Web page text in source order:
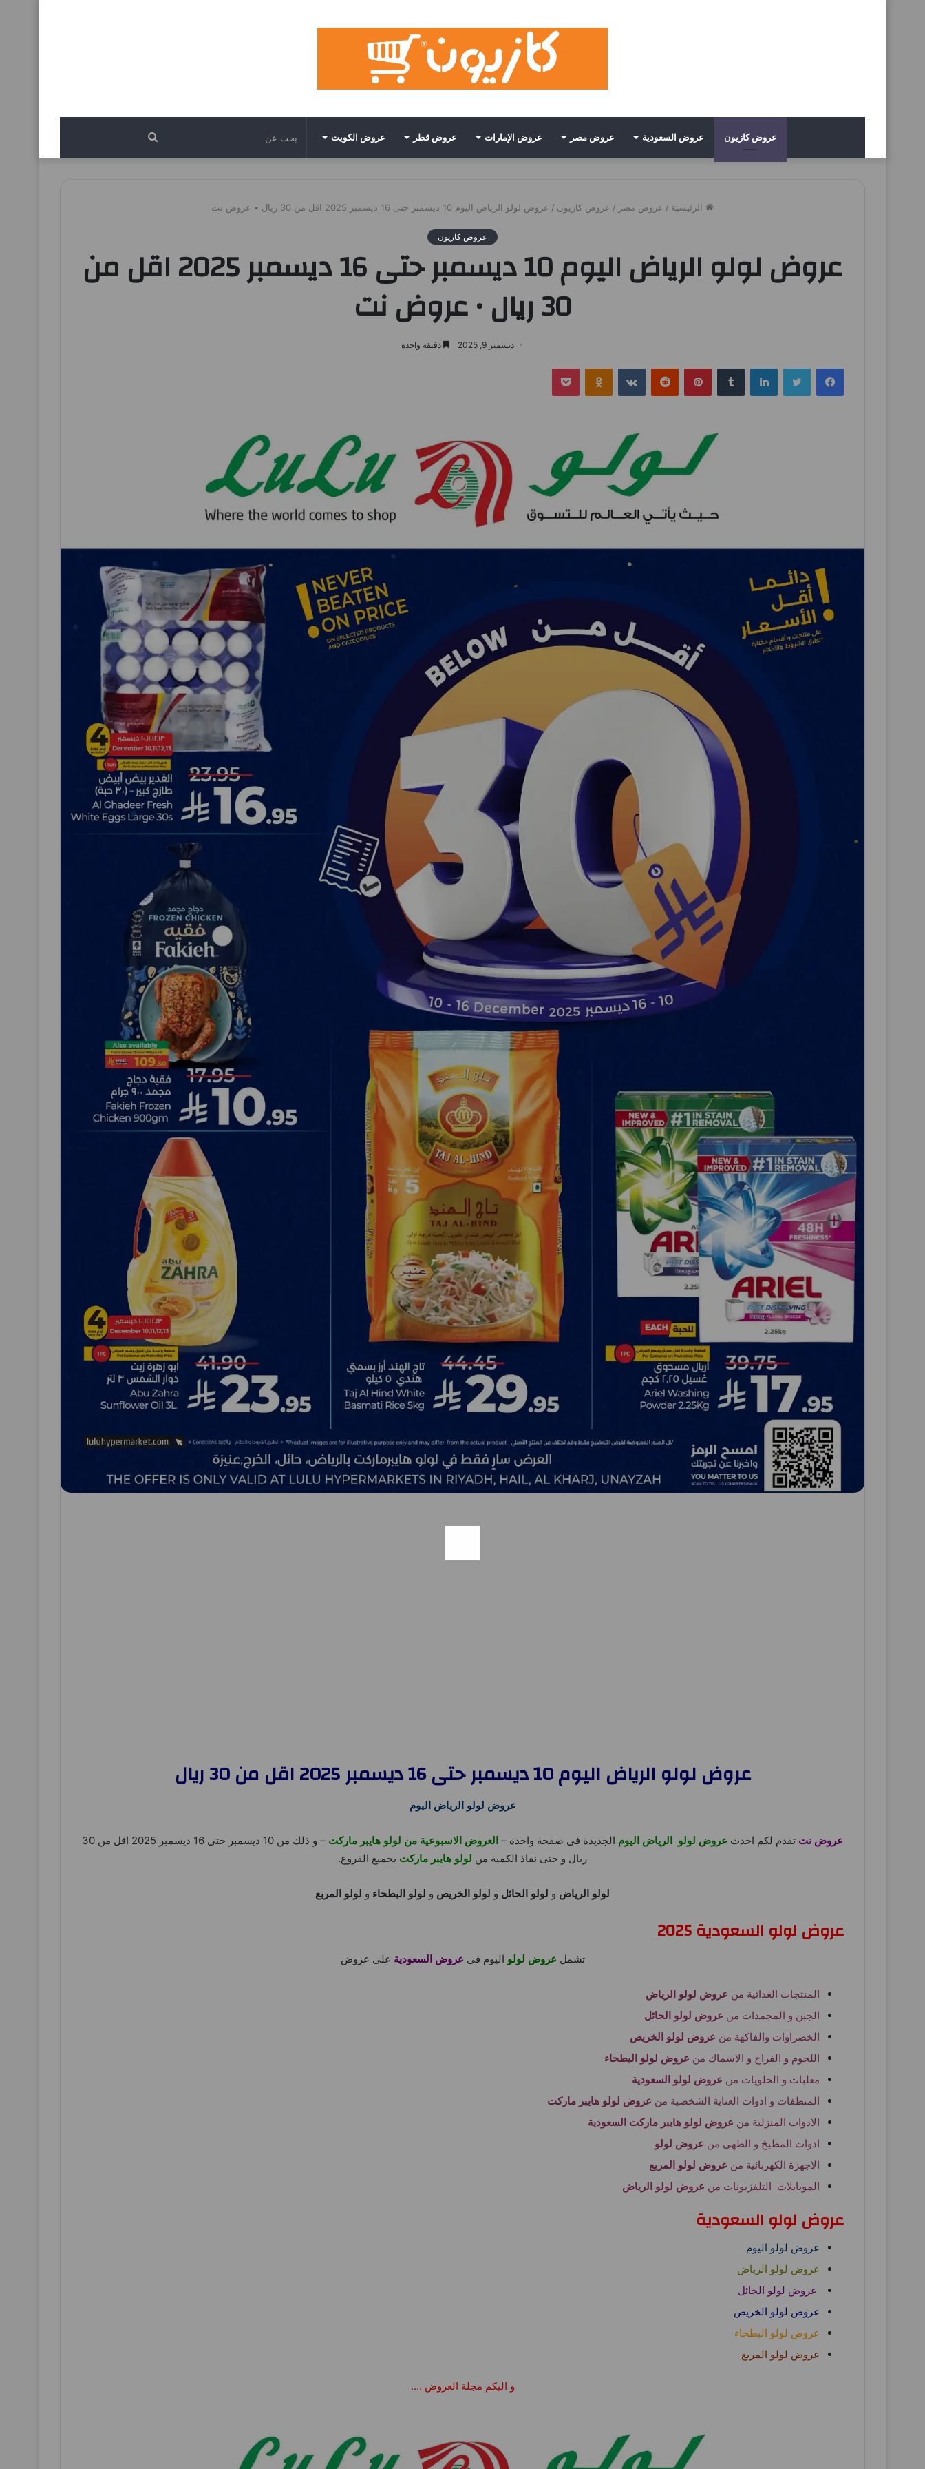
عروض كازيون عروض السعودية عروض مصر عروض الإمارات عروض قطر عروض الكويت بحث
الرئيسية / عروض مصر / عروض كازيون / عروض لولو الرياض اليوم 10 ديسمبر حتى 16 ديسمبر 2025 اقل من 30 ريال • عروض نت
عروض كازيون
عروض لولو الرياض اليوم 10 ديسمبر حتى 16 ديسمبر 2025 اقل من
30 ريال • عروض نت
ديسمبر 9, 2025 دقيقة واحدة
فيسبوك تويتر لينكدإن بينتيريست Odnoklassniki
بوكيت
عروض لولو الرياض اليوم 10 ديسمبر حتى 16 ديسمبر 2025 اقل من 30 ريال
عروض لولو الرياض اليوم
عروض نت تقدم لكم احدث عروض لولو الرياض اليوم الجديدة فى صفحة واحدة – العروض الاسبوعية من لولو هايبر ماركت
– و ذلك من 10 ديسمبر حتى 16 ديسمبر 2025 اقل من 30
ريال و حتى نفاذ الكمية من لولو هايبر ماركت بجميع الفروع.
لولو الرياض و لولو الحائل و لولو الخريص و لولو البطحاء و لولو المربع
عروض لولو السعودية 2025
تشمل عروض لولو اليوم فى عروض السعودية على عروض
المنتجات الغذائية من عروض لولو الرياض
الجبن و المجمدات من عروض لولو الحائل
الخضراوات والفاكهة من عروض لولو الخريص
اللحوم و الفراخ و الاسماك من عروض لولو البطحاء
معلبات و الحلويات من عروض لولو السعودية
المنظفات و ادوات العناية الشخصية من عروض لولو هايبر ماركت
الادوات المنزلية من عروض لولو هايبر ماركت السعودية
ادوات المطبخ و الطهى من عروض لولو
الاجهزة الكهربائية من عروض لولو المربع
الموبايلات التلفزيونات من عروض لولو الرياض
عروض لولو السعودية
عروض لولو اليوم
عروض لولو الرياض
عروض لولو الحائل
عروض لولو الخريص
عروض لولو البطحاء
عروض لولو المربع
و اليكم مجلة العروض ….